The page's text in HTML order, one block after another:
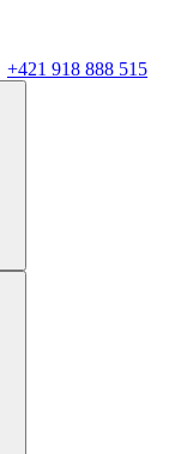
+421 918 888 515